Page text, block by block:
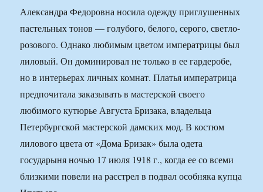
Александра Федоровна носила одежду приглушенных
пастельных тонов — голубого, белого, серого, светло-
розового. Однако любимым цветом императрицы был
лиловый. Он доминировал не только в ее гардеробе,
но в интерьерах личных комнат. Платья императрица
предпочитала заказывать в мастерской своего
любимого кутюрье Августа Бризака, владельца
Петербургской мастерской дамских мод. В костюм
лилового цвета от «Дома Бризак» была одета
государыня ночью 17 июля 1918 г., когда ее со всеми
близкими повели на расстрел в подвал особняка купца